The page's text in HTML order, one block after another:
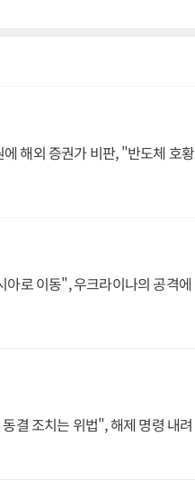
해외 증권가 비판, "반도체 호황
로 이동", 우크라이나의 공격에
결 조치는 위법", 해제 명령 내려